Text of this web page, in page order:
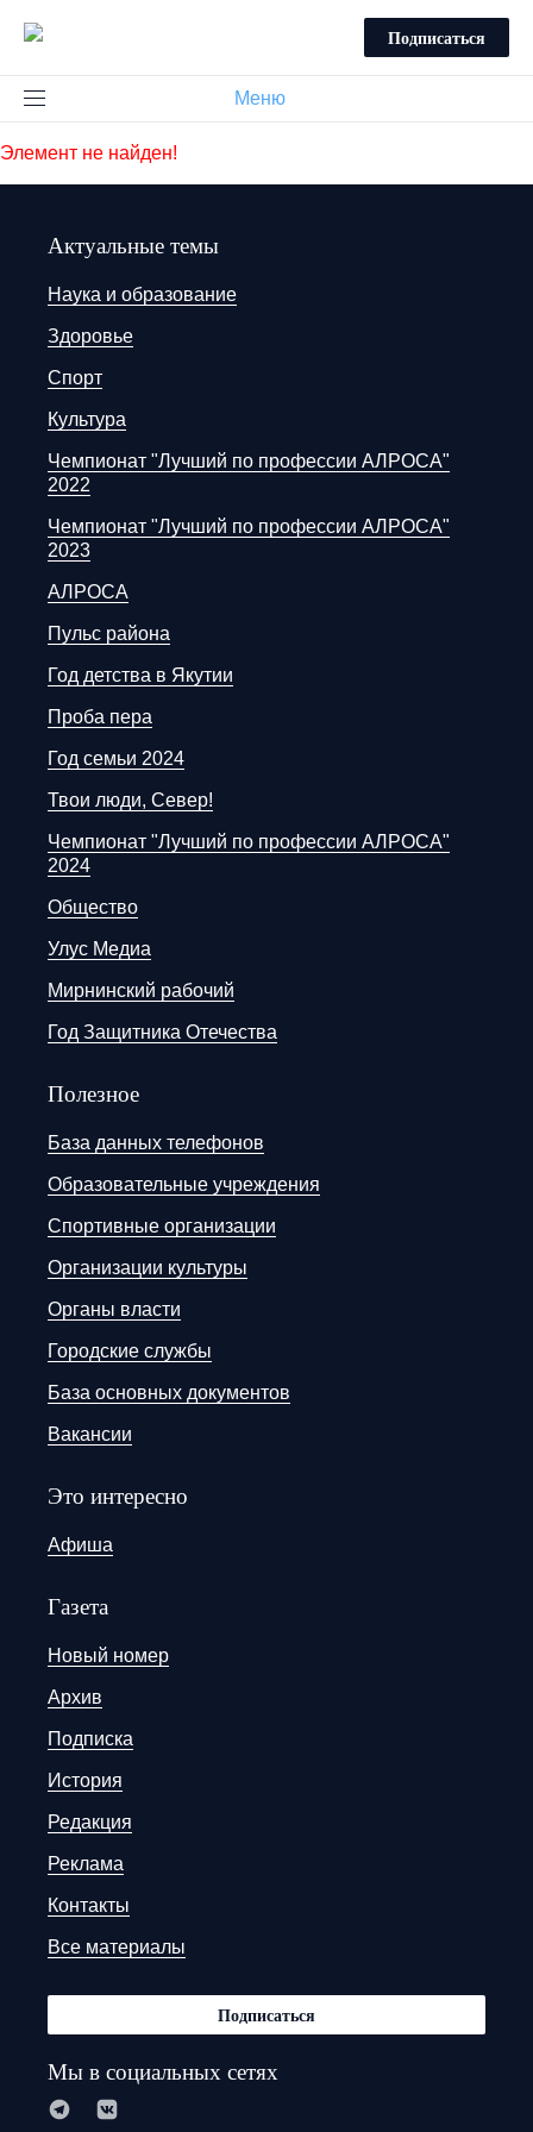
Подписаться
Меню
Элемент не найден!
Актуальные темы
Наука и образование
Здоровье
Спорт
Культура
Чемпионат "Лучший по профессии АЛРОСА"
2022
Чемпионат "Лучший по профессии АЛРОСА"
2023
АЛРОСА
Пульс района
Год детства в Якутии
Проба пера
Год семьи 2024
Твои люди, Север!
Чемпионат "Лучший по профессии АЛРОСА"
2024
Общество
Улус Медиа
Мирнинский рабочий
Год Защитника Отечества
Полезное
База данных телефонов
Образовательные учреждения
Спортивные организации
Организации культуры
Органы власти
Городские службы
База основных документов
Вакансии
Это интересно
Афиша
Газета
Новый номер
Архив
Подписка
История
Редакция
Реклама
Контакты
Все материалы
Подписаться
Мы в социальных сетях